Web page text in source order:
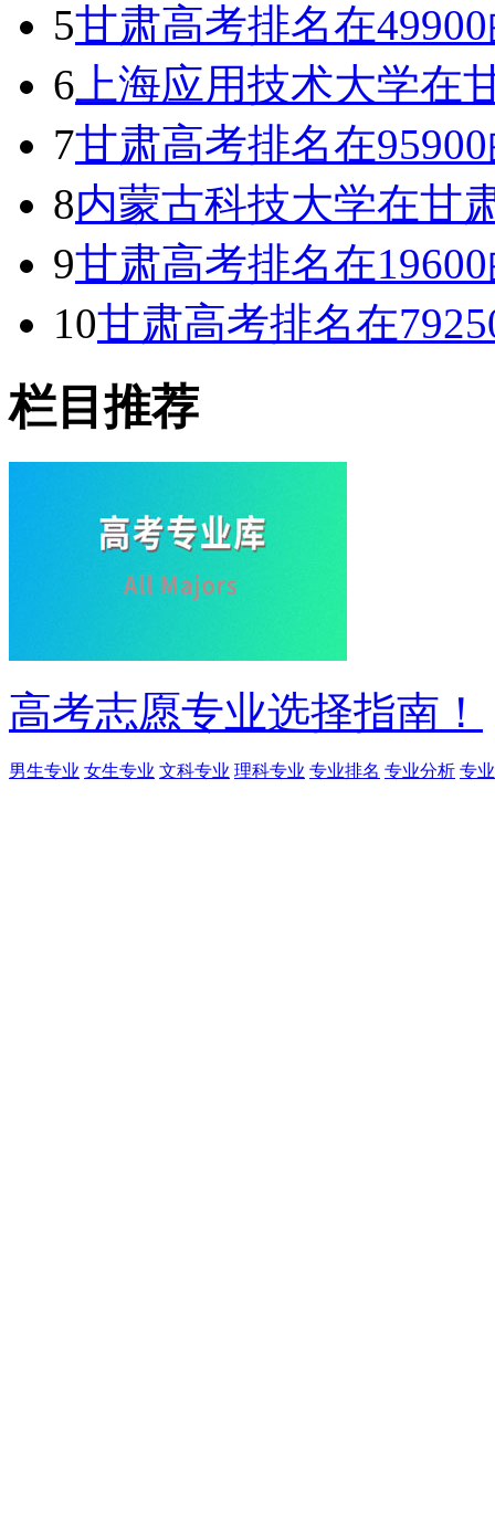
5甘肃高考排名在
6 上海应用技术大学在
7甘肃高考排名在
8内蒙古科技大学在甘
9甘肃高考排名在
10甘肃高考排名在
栏目推荐
高考志愿专业选择指南！
男生专业 女生专业 文科专业 理科专业 专业排名 专业分析 专